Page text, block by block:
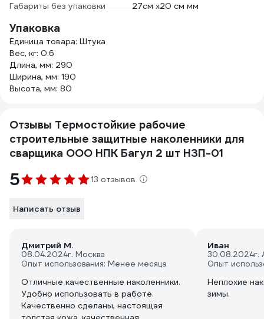
Габариты без упаковки
27см x20 см мм
Упаковка
Единица товара: Штука
Вес, кг: 0.6
Длина, мм: 290
Ширина, мм: 190
Высота, мм: 80
Отзывы Термостойкие рабочие
строительные защитные наколенники для
сварщика ООО НПК Багул 2 шт НЗП-01
5 13 отзывов
Написать отзыв
Дмитрий М.
08.04.2024г. Москва
Опыт использования: Менее месяца
Отличные качественные наколенники.
Удобно использовать в работе.
Качественно сделаны, настоящая
Иван
30.08.2024г.
Опыт
Неплохие
зимы.